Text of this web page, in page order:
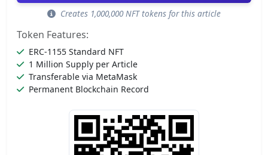
Creates 1,000,000 NFT tokens for this article
Token Features:
ERC-1155 Standard NFT
1 Million Supply per Article
Transferable via MetaMask
Permanent Blockchain Record